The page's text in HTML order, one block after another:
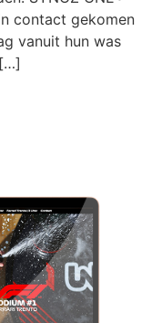
contact gekomen
vanuit hun was